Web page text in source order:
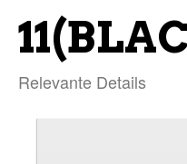
Relevante Details